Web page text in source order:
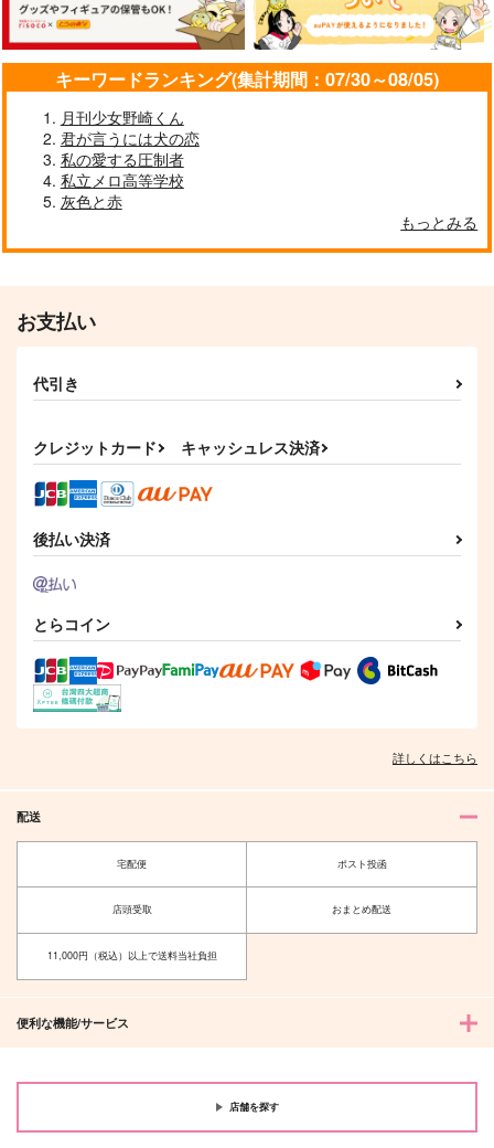
誘拐≠デート
UNDER TAKER
円（税込）
天国獄×神宮寺寂雷
サンプル
作品詳細
心臓にいちばんちかい
糖蜜ジビエ
1,100
サンプル
作品詳細
天国獄×波羅夷空却
サンプル
作品詳細
少年空獄
787円
波羅夷空却×天国獄
787円
波羅夷空却×天国獄 944円 （税込）
天国獄
作品詳細
君と同室になりたい！
電波恋獄
大包平×山姥切国広
ぬいはぐ
すたんぷあるふぁ
円（税込）
四葉環
キーワードランキング(集計期間：07/30～08/05)
月刊少女野崎くん
君が言うには犬の恋
私の愛する圧制者
私立メロ高等学校
灰色と赤
もっとみる
お支払い
代引き
クレジットカード キャッシュレス決済
後払い決済
とらコイン
詳しくはこちら
配送
宅配便 ポスト投函
店頭受取 おまとめ配送
11,000円（税込）以上で送料当社負担
便利な機能/サービス
店舗を探す